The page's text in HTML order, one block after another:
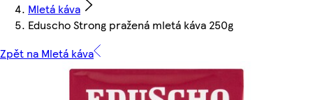
Mletá káva
Eduscho Strong pražená mletá káva 250g
Zpět na Mletá káva